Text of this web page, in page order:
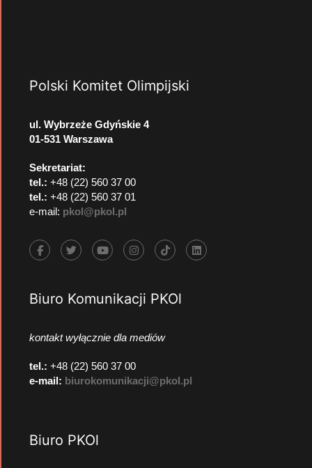
Polski Komitet Olimpijski
ul. Wybrzeże Gdyńskie 4
01-531 Warszawa
Sekretariat:
tel.: +48 (22) 560 37 00
tel.: +48 (22) 560 37 01
e-mail: pkol@pkol.pl
Biuro Komunikacji PKOl
kontakt wyłącznie dla mediów
tel.: +48 (22) 560 37 00
e-mail: biurokomunikacji@pkol.pl
Biuro PKOl